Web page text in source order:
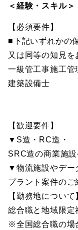
＜経験・スキル＞
【必須要件】
■下記いずれかの
又は同等の知見を
一級管工事施工
建築設備士
【歓迎要件】
▼S造・RC造・
SRC造の商業施
▼物流施設やデー
プラント案件のご
【勤務地について
総合職と地域限定
※全国総合職の場